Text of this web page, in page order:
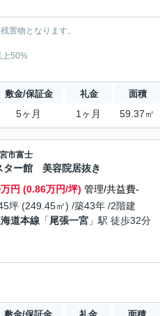
置物となります。
50%
敷金/保証金 礼金 面積
5ヶ月 1ヶ月 59.37㎡
市富士
ター館 美容院居抜き
万円 (0.86万円/坪) 管理/共益費-
坪 (249.45㎡) /築43年 /2階建
道本線 「尾張一宮 」駅 徒歩32分